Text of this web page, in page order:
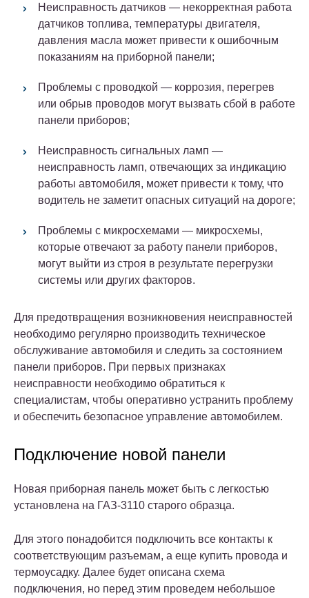
Неисправность датчиков — некорректная работа
датчиков топлива, температуры двигателя,
давления масла может привести к ошибочным
показаниям на приборной панели;
Проблемы с проводкой — коррозия, перегрев
или обрыв проводов могут вызвать сбой в работе
панели приборов;
Неисправность сигнальных ламп —
неисправность ламп, отвечающих за индикацию
работы автомобиля, может привести к тому, что
водитель не заметит опасных ситуаций на дороге;
Проблемы с микросхемами — микросхемы,
которые отвечают за работу панели приборов,
могут выйти из строя в результате перегрузки
системы или других факторов.
Для предотвращения возникновения неисправностей
необходимо регулярно производить техническое
обслуживание автомобиля и следить за состоянием
панели приборов. При первых признаках
неисправности необходимо обратиться к
специалистам, чтобы оперативно устранить проблему
и обеспечить безопасное управление автомобилем.
Подключение новой панели
Новая приборная панель может быть с легкостью
установлена на ГАЗ-3110 старого образца.
Для этого понадобится подключить все контакты к
соответствующим разъемам, а еще купить провода и
термоусадку. Далее будет описана схема
подключения, но перед этим проведем небольшое